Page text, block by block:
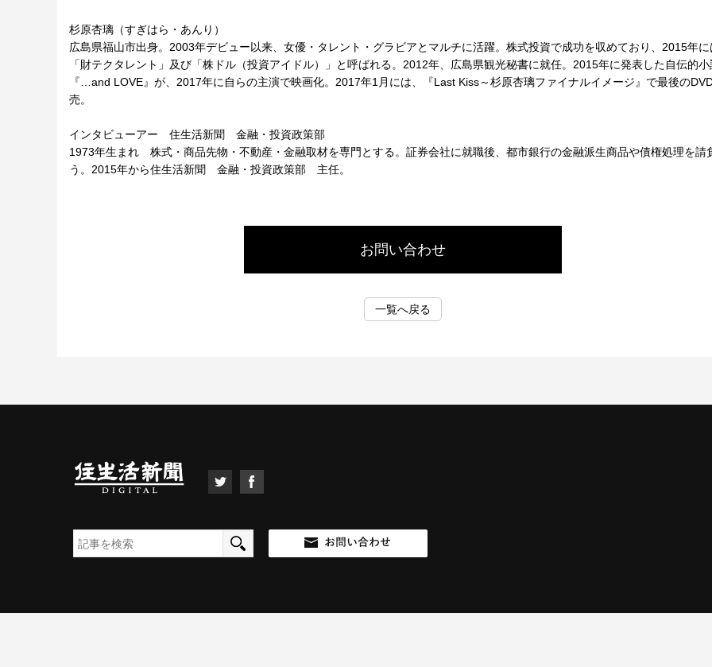
杉原杏璃（すぎはら・あんり）
広島県福山市出身。2003年デビュー以来、女優・タレント・グラビアとマルチに活躍。株式投資で成功を収めており、2015年に
「財テクタレント」及び「株ドル（投資アイドル）」と呼ばれる。2012年、広島県観光秘書に就任。2015年に発表した自伝的小
『…and LOVE』が、2017年に自らの主演で映画化。2017年1月には、『Last Kiss～杉原杏璃ファイナルイメージ』で最後の
売。
インタビューアー 住生活新聞 金融・投資政策部
1973年生まれ 株式・商品先物・不動産・金融取材を専門とする。証券会社に就職後、都市銀行の金融派生商品や債権処理を請
う。2015年から住生活新聞 金融・投資政策部 主任。
お問い合わせ
一覧へ戻る